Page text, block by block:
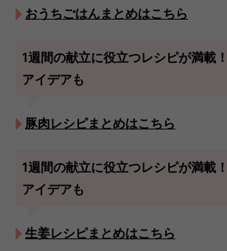
おうちごはんまとめはこちら
1週間の献立に役立つレシピが満載
アイデアも
豚肉レシピまとめはこちら
1週間の献立に役立つレシピが満載
アイデアも
生姜レシピまとめはこちら